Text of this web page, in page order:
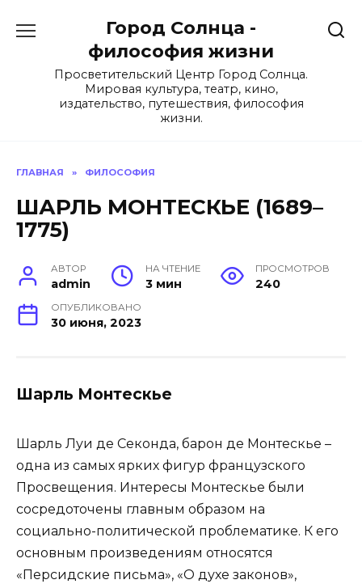
Город Солнца -
философия жизни
Просветительский Центр Город Солнца.
Мировая культура, театр, кино,
издательство, путешествия, философия
жизни.
ГЛАВНАЯ » ФИЛОСОФИЯ
ШАРЛЬ МОНТЕСКЬЕ (1689–
1775)
АВТОР
admin
НА ЧТЕНИЕ
3 мин
ПРОСМОТРОВ
240
ОПУБЛИКОВАНО
30 июня, 2023
Шарль Монтескье
Шарль Луи де Секонда, барон де Монтескье –
одна из самых ярких фигур французского
Просвещения. Интересы Монтескье были
сосредоточены главным образом на
социально-политической проблематике. К его
основным произведениям относятся
«Персидские письма», «О духе законов»,